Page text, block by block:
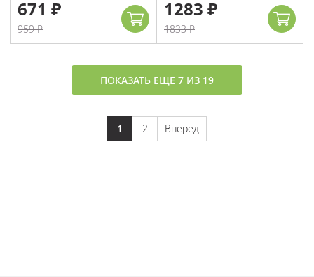
671 ₽
959 ₽
1283 ₽
1833 ₽
ПОКАЗАТЬ ЕЩЕ 7 ИЗ 19
1 2 Вперед